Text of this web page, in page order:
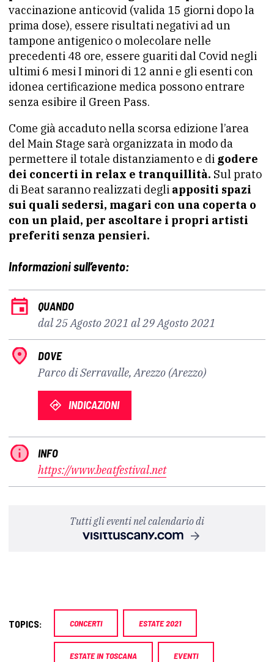
vaccinazione anticovid (valida 15 giorni dopo la
prima dose), essere risultati negativi ad un
tampone antigenico o molecolare nelle
precedenti 48 ore, essere guariti dal Covid negli
ultimi 6 mesi I minori di 12 anni e gli esenti con
idonea certificazione medica possono entrare
senza esibire il Green Pass.
Come già accaduto nella scorsa edizione l’area
del Main Stage sarà organizzata in modo da
permettere il totale distanziamento e di godere
dei concerti in relax e tranquillità. Sul prato
di Beat saranno realizzati degli appositi spazi
sui quali sedersi, magari con una coperta o
con un plaid, per ascoltare i propri artisti
preferiti senza pensieri.
Informazioni sull’evento:
QUANDO
dal 25 Agosto 2021 al 29 Agosto 2021
DOVE
Parco di Serravalle, Arezzo (Arezzo)
INDICAZIONI
INFO
https://www.beatfestival.net
Tutti gli eventi nel calendario di
TOPICS: CONCERTI ESTATE 2021
ESTATE IN TOSCANA EVENTI